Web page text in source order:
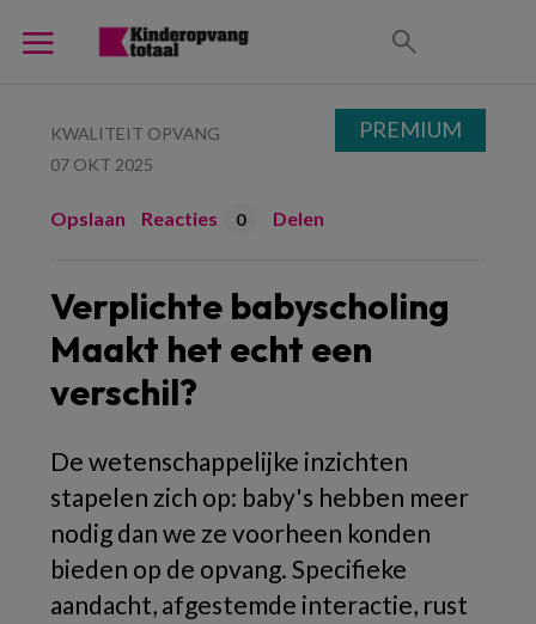
KWALITEIT OPVANG
07 OKT 2025
Opslaan Reacties 0 Delen
Verplichte babyscholing
Maakt het echt een
verschil?
De wetenschappelijke inzichten
stapelen zich op: baby's hebben meer
nodig dan we ze voorheen konden
bieden op de opvang. Specifieke
aandacht, afgestemde interactie, rust
PREMIUM